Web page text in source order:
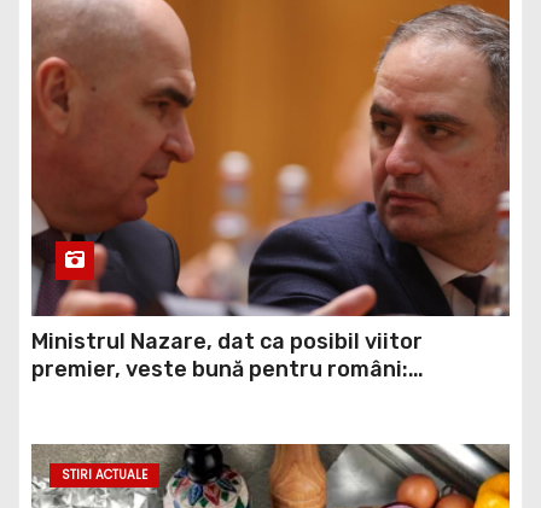
Ministrul Nazare, dat ca posibil viitor
premier, veste bună pentru români:
STIRI ACTUALE